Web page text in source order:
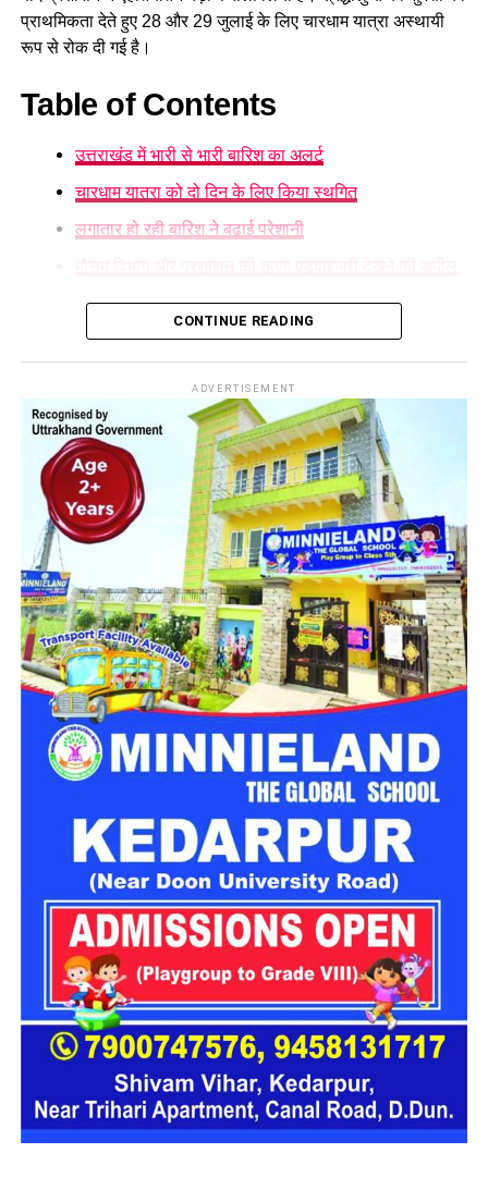
प्राथमिकता देते हुए 28 और 29 जुलाई के लिए चारधाम यात्रा अस्थायी
रूप से रोक दी गई है।
Table of Contents
उत्तराखंड में भारी से भारी बारिश का अलर्ट
चारधाम यात्रा को दो दिन के लिए किया स्थगित
लगातार हो रही बारिश ने बढ़ाई परेशानी
उत्तराखंड में भारी से भारी बारिश का अलर्ट
मौसम विज्ञान केंद्रने प्रदेश के कई हिस्सों में ऑरेंज अलर्ट जारी करते हुए
अगले दो दिनों तक भारी वर्षा, आकाशीय बिजली और फ्लैश फ्लड की आशंका
जताई है। लगातार हो रही बारिश के कारण कई सड़कों को नुकसान पहुंचा
है।
चारधाम यात्रा को दो दिन के लिए किया
स्थगित
चारधाम यात्रा मार्ग पर विभिन्न स्थानों पर भूस्खलन होने से आवाजाही
प्रभावित हुई है। इन्हीं परिस्थितियों को देखते हुए गढ़वाल आयुक्त आनंद
स्वरूप ने 28 और 29 जुलाई को यात्रा स्थगित करने के निर्देश जारी किए
हैं। प्रशासन का कहना है कि मौसम की स्थिति सामान्य होने और मार्ग पूरी
तरह सुरक्षित होने के बाद ही यात्रा दोबारा शुरू करने पर फैसला लिया
जाएगा।
लगातार हो रही बारिश ने बढ़ाई परेशानी
राज्य के कई जिलों में बारिश का प्रभाव लगातार बना हुआ है। मौसम विभाग
के अनुसार उत्तरकाशी, देहरादून, टिहरी, रुद्रप्रयाग, चमोली, ऊधम सिंह
नगर, बागेश्वर, पिथौरागढ़ और नैनीताल में भारी से बहुत भारी वर्षा होने की
संभावना है। इसके अलावा कुछ क्षेत्रों में तेज गर्जना, बिजली गिरने और
अचानक बाढ़ जैसी परिस्थितियां भी बन सकती हैं।
CONTINUE READING
ADVERTISEMENT